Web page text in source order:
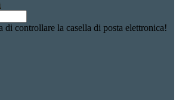
di controllare la casella di posta elettronica!